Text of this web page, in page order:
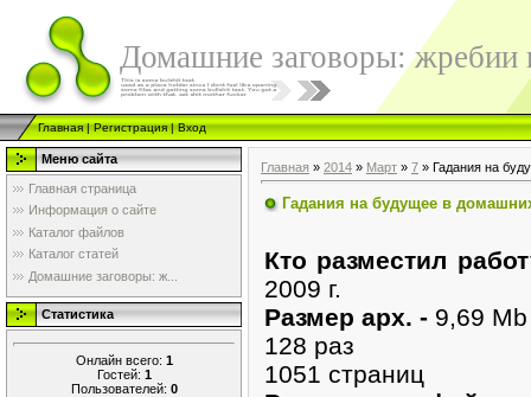
Домашние заговоры: жребии
Главная|Регистрация|Вход
Меню сайта
Главная страница
Информация о сайте
Каталог файлов
Каталог статей
Домашние заговоры: ж...
Статистика
Онлайн всего: 1
Гостей: 1
Пользователей: 0
Главная » 2014 » Март » 7 » Гадания на
Гадания на будущее в
Кто разместил
2009 г.
Размер арх. - 9,69 Mb
128 раз
1051 страниц